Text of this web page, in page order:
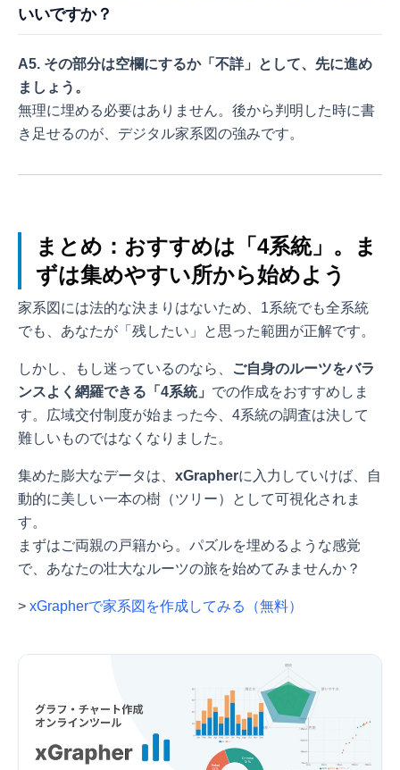
いいですか？
A5. その部分は空欄にするか「不詳」として、先に進め
ましょう。
無理に埋める必要はありません。後から判明した時に書
き足せるのが、デジタル家系図の強みです。
まとめ：おすすめは「4系統」。ま
ずは集めやすい所から始めよう
家系図には法的な決まりはないため、1系統でも全系統
でも、あなたが「残したい」と思った範囲が正解です。
しかし、もし迷っているのなら、
ご自身のルーツをバラ
ンスよく網羅できる「4系統」 での作成をおすすめしま
す。広域交付制度が始まった今、4系統の調査は決して
難しいものではなくなりました。
集めた膨大なデータは、 xGrapherに入力していけば、自
動的に美しい一本の樹（ツリー）として可視化されま
す。
まずはご両親の戸籍から。パズルを埋めるような感覚
で、あなたの壮大なルーツの旅を始めてみませんか？
> xGrapherで家系図を作成してみる（無料）